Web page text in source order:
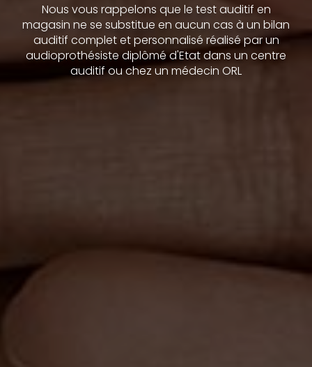
Nous vous rappelons que le test auditif en
magasin ne se substitue en aucun cas à un bilan
auditif complet et personnalisé réalisé par un
audioprothésiste diplômé d'Etat dans un centre
auditif ou chez un médecin ORL